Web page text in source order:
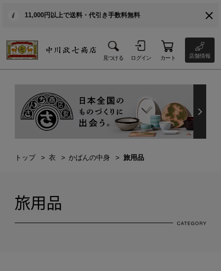
11,000円以上で送料・代引き手数料無料
見つける ログイン カート 店舗情報
トップ 衣 かばんの中身 旅用品
旅用品